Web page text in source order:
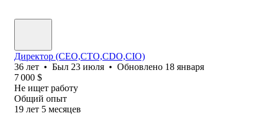
Директор (CEO,CTO,CDO,CIO)
36 лет • Был 23 июля • Обновлено 18 января
7 000 $
Не ищет работу
Общий опыт
19 лет 5 месяцев